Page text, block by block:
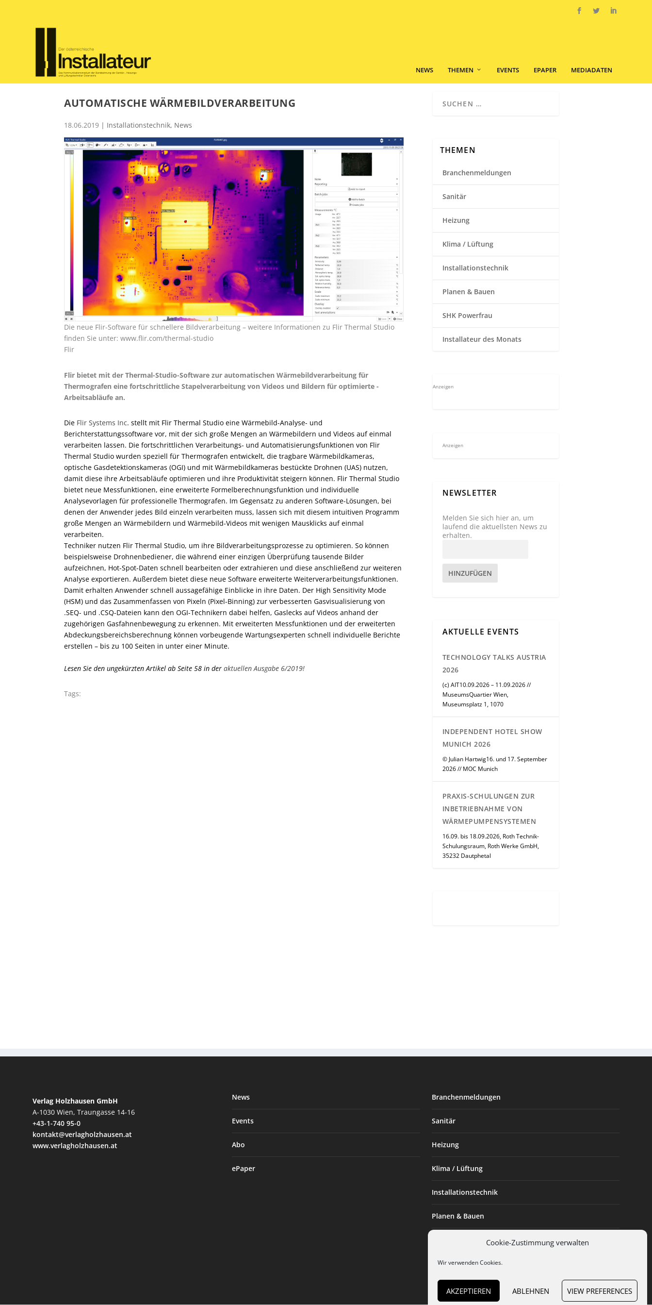
Cookie-Zustimmung verwalten
Wir verwenden Cookies.
AKZEPTIEREN ABLEHNEN VIEW PREFERENCES
NEWS THEMEN EVENTS EPAPER MEDIADATEN
AUTOMATISCHE WÄRMEBILDVERARBEITUNG
18.06.2019 | Installationstechnik, News
Die neue Flir-Software für schnellere Bildverarbeitung – weitere Informationen zu Flir Thermal Studio
finden Sie unter: www.flir.com/thermal-studio
Flir
Flir bietet mit der Thermal-Studio-Software zur automatischen Wärmebildverarbeitung für
Thermografen eine fortschrittliche Stapelverarbeitung von Videos und Bildern für optimierte ­
Arbeitsabläufe an.
Die Flir Systems Inc. stellt mit Flir Thermal Studio eine Wärmebild-­Analyse- und
Berichterstattungssoftware vor, mit der sich große Mengen an Wärmebildern und Videos auf einmal
verarbeiten lassen. Die fortschrittlichen Verarbeitungs- und ­Automatisierungsfunktionen von Flir
Thermal Studio wurden speziell für Thermo­grafen entwickelt, die tragbare Wärmebildkameras,
optische Gasdetektionskameras (OGI) und mit Wärmebildkameras bestückte Drohnen (UAS) nutzen,
damit diese ihre Arbeitsabläufe optimieren und ihre Produktivität steigern können. Flir Thermal Studio
bietet neue Messfunktionen, eine erweiterte Formelberechnungsfunktion und individuelle
Analysevorlagen für professionelle Thermografen. Im ­Gegensatz zu anderen Software-Lösungen, bei
denen der Anwender jedes Bild einzeln ver­arbeiten muss, lassen sich mit diesem intui­tiven Programm
große Mengen an Wärme­bildern und Wärmebild-Videos mit wenigen Mausklicks auf einmal
verarbeiten.
Techniker nutzen Flir Thermal Studio, um ihre Bildverarbeitungsprozesse zu optimieren. So können
beispielsweise Drohnenbediener, die während einer einzigen Überprüfung tausende Bilder
aufzeichnen, Hot-Spot-Daten schnell bearbeiten oder extra­hieren und diese anschließend zur weiteren
Analyse exportieren. Außerdem bietet diese neue Software erweiterte Weiterverarbeitungsfunktionen.
Damit erhalten Anwender schnell aussagefähige Einblicke in ihre Daten. Der High Sensitivity Mode
(HSM) und das Zusammenfassen von Pixeln (Pixel-Binning) zur verbesserten Gasvisualisierung von
.SEQ- und .CSQ-Dateien kann den OGI-Technikern dabei helfen, Gaslecks auf ­Videos anhand der
zugehörigen Gasfahnenbewegung zu erkennen. Mit erweiterten Messfunktionen und der erweiterten
Ab­deckungsbereichsberechnung können vorbeugende Wartungsexperten schnell individuelle Berichte
erstellen – bis zu 100 Seiten in unter einer Minute.
Lesen Sie den ungekürzten Artikel ab Seite 58 in der aktuellen Ausgabe 6/2019!
Tags:
THEMEN
Branchenmeldungen
Sanitär
Heizung
Klima / Lüftung
Installationstechnik
Planen & Bauen
SHK Powerfrau
Installateur des Monats
Anzeigen
Anzeigen
NEWSLETTER
Melden Sie sich hier an, um
laufend die aktuellsten News zu
erhalten.
HINZUFÜGEN
AKTUELLE EVENTS
TECHNOLOGY TALKS AUSTRIA
2026
(c) AIT10.09.2026 – 11.09.2026 //
MuseumsQuartier Wien,
Museumsplatz 1, 1070
INDEPENDENT HOTEL SHOW
MUNICH 2026
© Julian Hartwig16. und 17. September
2026 // MOC Munich
PRAXIS-SCHULUNGEN ZUR
INBETRIEBNAHME VON
WÄRMEPUMPENSYSTEMEN
16.09. bis 18.09.2026, Roth Technik-
Schulungsraum, Roth Werke GmbH,
35232 Dautphetal
Verlag Holzhausen GmbH
A-1030 Wien, Traungasse 14-16
+43-1-740 95-0
kontakt@verlagholzhausen.at
www.verlagholzhausen.at
News
Events
Abo
ePaper
Branchenmeldungen
Sanitär
Heizung
Klima / Lüftung
Installationstechnik
Planen & Bauen
Installateur des Monats